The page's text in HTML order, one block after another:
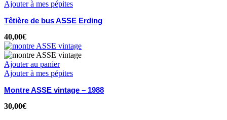
Ajouter à mes pépites
Têtière de bus ASSE Erding
40,00€
Ajouter au panier
Ajouter à mes pépites
Montre ASSE vintage – 1988
30,00€